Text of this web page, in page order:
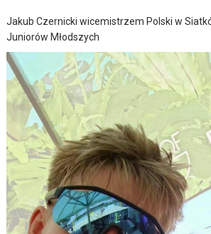
Jakub Czernicki wicemistrzem Polski w
Juniorów Młodszych